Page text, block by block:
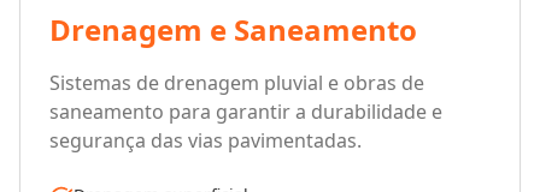
Drenagem e Saneamento
Sistemas de drenagem pluvial e obras de
saneamento para garantir a durabilidade e
segurança das vias pavimentadas.